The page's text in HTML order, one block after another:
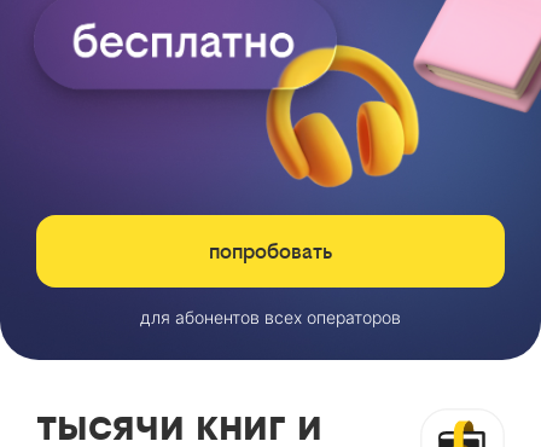
попробовать
для абонентов всех операторов
тысячи книг и